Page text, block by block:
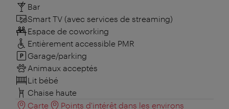
Bar
Smart TV (avec services de streaming)
Espace de coworking
Entièrement accessible PMR
Garage/parking
Animaux acceptés
Lit bébé
Chaise haute
Carte
Points d'intérêt dans les environs